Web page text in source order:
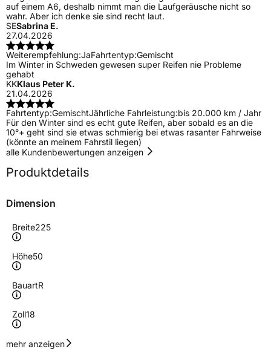
auf einem A6, deshalb nimmt man die Laufgeräusche nicht so
wahr. Aber ich denke sie sind recht laut.
SESabrina E.
27.04.2026
Weiterempfehlung:JaFahrtentyp:Gemischt
Im Winter in Schweden gewesen super Reifen nie Probleme
gehabt
KKKlaus Peter K.
21.04.2026
Fahrtentyp:GemischtJährliche Fahrleistung:bis 20.000 km / Jahr
Für den Winter sind es echt gute Reifen, aber sobald es an die
10°+ geht sind sie etwas schmierig bei etwas rasanter Fahrweise
(könnte an meinem Fahrstil liegen)
alle Kundenbewertungen anzeigen
Produktdetails
Dimension
Breite225
Höhe50
BauartR
Zoll18
Geschwindigkeitsindex
mehr anzeigen